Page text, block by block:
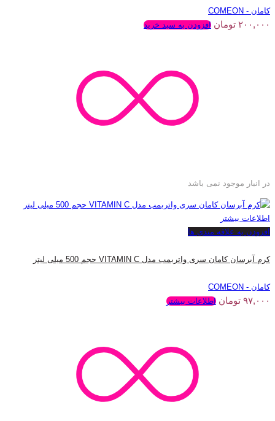
کامان - COMEON
۲۰۰,۰۰۰ تومان افزودن به سبد خرید
در انبار موجود نمی باشد
اطلاعات بیشتر
افزودن به علاقه مندی ها
کرم آبرسان کامان سری واتربمب مدل VITAMIN C حجم 500 میلی لیتر
کامان - COMEON
۹۷,۰۰۰ تومان اطلاعات بیشتر